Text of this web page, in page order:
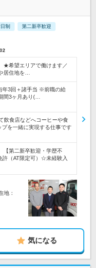
制 第二新卒歓迎
★希望エリアで働けます／
居住地を…
年3回＋諸手当 ※前職の給
間3ヶ月あり(…
飲食店などへコーヒーや食
を一緒に実現する仕事です
【第二新卒歓迎・学歴不
（AT限定可）☆未経験入
地：
気になる